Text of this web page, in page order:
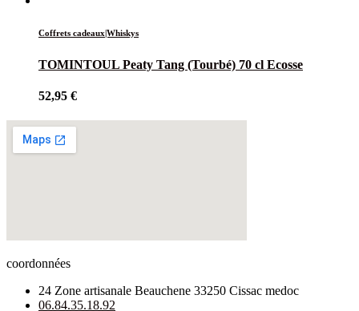
Coffrets cadeaux|Whiskys
TOMINTOUL Peaty Tang (Tourbé) 70 cl Ecosse
52,95 €
coordonnées
24 Zone artisanale Beauchene 33250 Cissac medoc
06.84.35.18.92